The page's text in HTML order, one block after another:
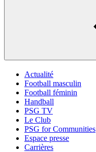
Actualité
Football masculin
Football féminin
Handball
PSG TV
Le Club
PSG for Communities
Espace presse
Carrières